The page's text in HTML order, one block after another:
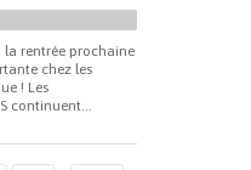
la rentrée prochaine
chez les
! Les
continuent...